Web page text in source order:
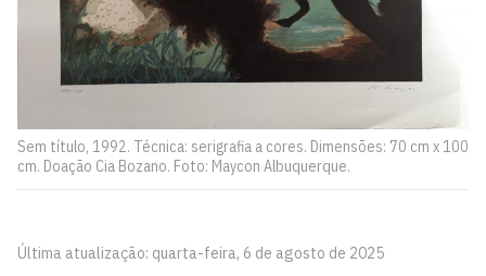
Sem título, 1992. Técnica: serigrafia a cores. Dimensões: 70 cm x 100
cm. Doação Cia Bozano. Foto: Maycon Albuquerque.
Última atualização: quarta-feira, 6 de agosto de 2025